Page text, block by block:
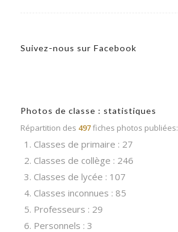
Suivez-nous sur Facebook
Photos de classe : statistiques
Répartition des 497fiches photos publiées:
1. Classes de primaire : 27
2. Classes de collège : 246
3. Classes de lycée : 107
4. Classes inconnues : 85
5. Professeurs : 29
6. Personnels : 3